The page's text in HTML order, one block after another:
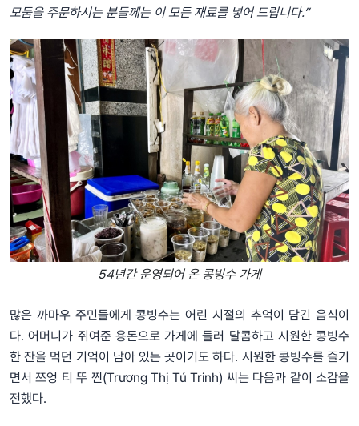
모둠을 주문하시는 분들께는 이 모든 재료를 넣어 드립니다.”
54년간 운영되어 온 콩빙수 가게
많은 까마우 주민들에게 콩빙수는 어린 시절의 추억이 담긴 음식이
다. 어머니가 쥐여준 용돈으로 가게에 들러 달콤하고 시원한 콩빙수
한 잔을 먹던 기억이 남아 있는 곳이기도 하다. 시원한 콩빙수를 즐기
면서 쯔엉 티 뚜 찐(Trương Thị Tú Trinh) 씨는 다음과 같이 소감을
전했다.